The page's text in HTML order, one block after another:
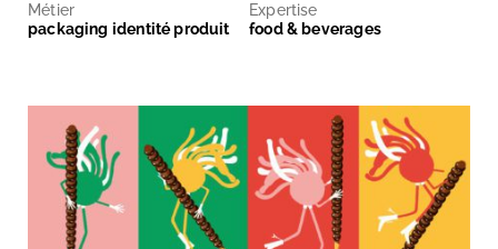
Métier
packaging identité produit
Expertise
food & beverages